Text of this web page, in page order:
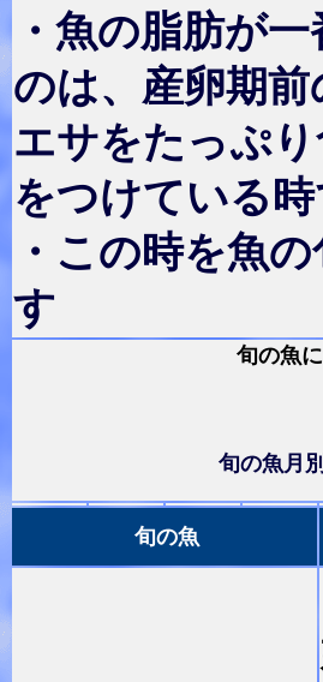
・魚の脂肪が
のは、産卵期前
エサをたっぷ
をつけている
・この時を魚
す
旬の魚
旬の魚月
旬の魚